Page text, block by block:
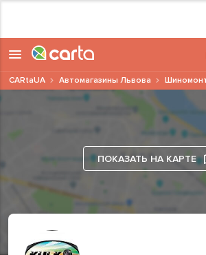
ПОКАЗАТЬ НА КАРТЕ
CARtaUA Автомагазины Львова